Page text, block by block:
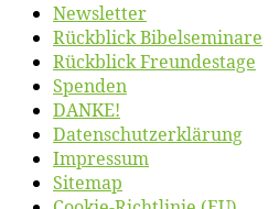
News­let­ter
Rück­blick Bibelseminare
Rück­blick Freundestage
Spen­den
DANKE!
Daten­schutz­er­klä­rung
Im­pres­sum
Site­map